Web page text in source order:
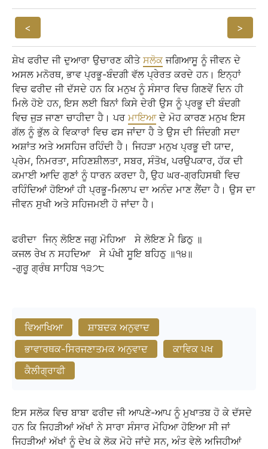
< >
ਸ਼ੇਖ ਫਰੀਦ ਜੀ ਦੁਆਰਾ ਉਚਾਰਣ ਕੀਤੇ ਸਲੋਕ ਜਗਿਆਸੂ ਨੂੰ ਜੀਵਨ ਦੇ
ਅਸਲ ਮਨੋਰਥ, ਭਾਵ ਪ੍ਰਭੂ-ਬੰਦਗੀ ਵੱਲ ਪ੍ਰੇਰਤ ਕਰਦੇ ਹਨ। ਇਨ੍ਹਾਂ
ਵਿਚ ਫਰੀਦ ਜੀ ਦੱਸਦੇ ਹਨ ਕਿ ਮਨੁਖ ਨੂੰ ਸੰਸਾਰ ਵਿਚ ਗਿਣਵੇਂ ਦਿਨ ਹੀ
ਮਿਲੇ ਹੋਏ ਹਨ, ਇਸ ਲਈ ਬਿਨਾਂ ਕਿਸੇ ਦੇਰੀ ਉਸ ਨੂੰ ਪ੍ਰਭੂ ਦੀ ਬੰਦਗੀ
ਵਿਚ ਜੁੜ ਜਾਣਾ ਚਾਹੀਦਾ ਹੈ। ਪਰ ਮਾਇਆਦੇ ਮੋਹ ਕਾਰਣ ਮਨੁਖ ਇਸ
ਗੱਲ ਨੂੰ ਭੁੱਲ ਕੇ ਵਿਕਾਰਾਂ ਵਿਚ ਫਸ ਜਾਂਦਾ ਹੈ ਤੇ ਉਸ ਦੀ ਜਿੰਦਗੀ ਸਦਾ
ਅਸ਼ਾਂਤ ਅਤੇ ਅਸਹਿਜ ਰਹਿੰਦੀ ਹੈ। ਜਿਹੜਾ ਮਨੁਖ ਪ੍ਰਭੂ ਦੀ ਯਾਦ,
ਪ੍ਰੇਮ, ਨਿਮਰਤਾ, ਸਹਿਣਸ਼ੀਲਤਾ, ਸਬਰ, ਸੰਤੋਖ, ਪਰਉਪਕਾਰ, ਹੱਕ ਦੀ
ਕਮਾਈ ਆਦਿ ਗੁਣਾਂ ਨੂੰ ਧਾਰਨ ਕਰਦਾ ਹੈ, ਉਹ ਘਰ-ਗ੍ਰਹਿਸਥੀ ਵਿਚ
ਰਹਿੰਦਿਆਂ ਹੋਇਆਂ ਹੀ ਪ੍ਰਭੂ-ਮਿਲਾਪ ਦਾ ਅਨੰਦ ਮਾਣ ਲੈਂਦਾ ਹੈ। ਉਸ ਦਾ
ਜੀਵਨ ਸੁਖੀ ਅਤੇ ਸਹਿਜਮਈ ਹੋ ਜਾਂਦਾ ਹੈ।
ਫਰੀਦਾ ਜਿਨੑ ਲੋਇਣ ਜਗੁ ਮੋਹਿਆ ਸੇ ਲੋਇਣ ਮੈ ਡਿਠੁ ॥
ਕਜਲ ਰੇਖ ਨ ਸਹਦਿਆ ਸੇ ਪੰਖੀ ਸੂਇ ਬਹਿਠੁ ॥੧੪॥
-ਗੁਰੂ ਗ੍ਰੰਥ ਸਾਹਿਬ ੧੩੭੮
ਵਿਆਖਿਆ
ਸ਼ਾਬਦਕ ਅਨੁਵਾਦ
ਭਾਵਾਰਥਕ-ਸਿਰਜਣਾਤਮਕ ਅਨੁਵਾਦ
ਕਾਵਿਕ ਪਖ
ਕੈਲੀਗ੍ਰਾਫੀ
ਇਸ ਸਲੋਕ ਵਿਚ ਬਾਬਾ ਫਰੀਦ ਜੀ ਆਪਣੇ-ਆਪ ਨੂੰ ਮੁਖਾਤਬ ਹੋ ਕੇ ਦੱਸਦੇ
ਹਨ ਕਿ ਜਿਹੜੀਆਂ ਅੱਖਾਂ ਨੇ ਸਾਰਾ ਸੰਸਾਰ ਮੋਹਿਆ ਹੋਇਆ ਸੀ ਜਾਂ
ਜਿਹੜੀਆਂ ਅੱਖਾਂ ਨੂੰ ਦੇਖ ਕੇ ਲੋਕ ਮੋਹੇ ਜਾਂਦੇ ਸਨ, ਅੰਤ ਵੇਲੇ ਅਜਿਹੀਆਂ